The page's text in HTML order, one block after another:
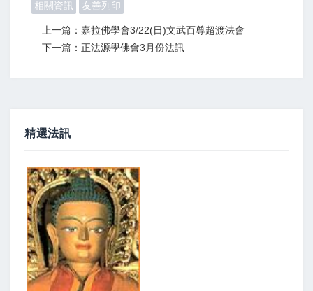
相關資訊 友善列印
上一篇：嘉拉佛學會3/22(日)文武百尊超渡法會
下一篇：正法源學佛會3月份法訊
精選法訊